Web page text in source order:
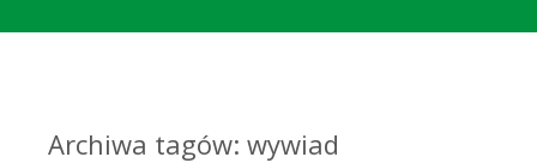
Archiwa tagów: wywiad